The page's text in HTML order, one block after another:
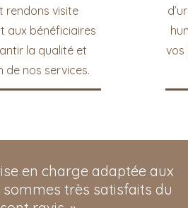
rendons visite
aux bénéficiaires
la qualité et
de nos services.
vos
en charge adaptée aux
très satisfaits du